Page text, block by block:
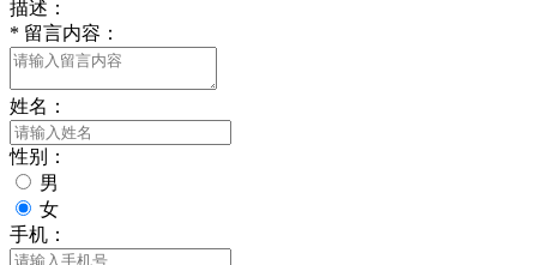
描述：
* 留言内容：
姓名：
性别：
男
女
手机：